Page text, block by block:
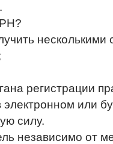
несколькими
регистрации
электронном или
силу.
независимо от